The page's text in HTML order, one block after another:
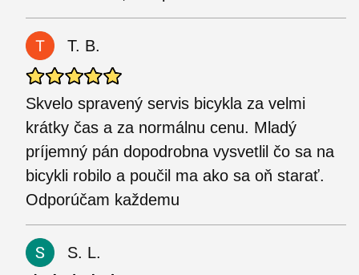
T. B.
Skvelo spravený servis bicykla za velmi
krátky čas a za normálnu cenu. Mladý
príjemný pán dopodrobna vysvetlil čo sa na
bicykli robilo a poučil ma ako sa oň starať.
Odporúčam každemu
S. L.